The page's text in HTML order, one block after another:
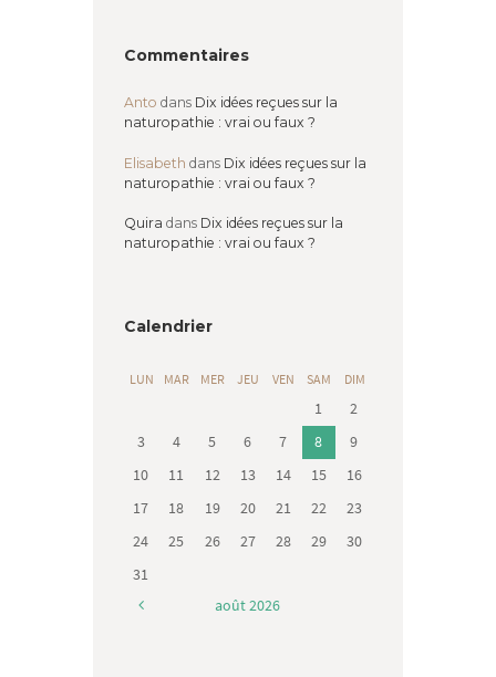
Commentaires
Anto dans Dix idées reçues sur la
naturopathie : vrai ou faux ?
Elisabeth dans Dix idées reçues sur la
naturopathie : vrai ou faux ?
Quira dans Dix idées reçues sur la
naturopathie : vrai ou faux ?
Calendrier
LUN MAR MER JEU VEN SAM DIM
1
2
3
4 5 6 7 8
9
10
11 12 13 14 15
16
17
18 19 20 21 22
23
24
25 26 27 28 29
30
31
août2026